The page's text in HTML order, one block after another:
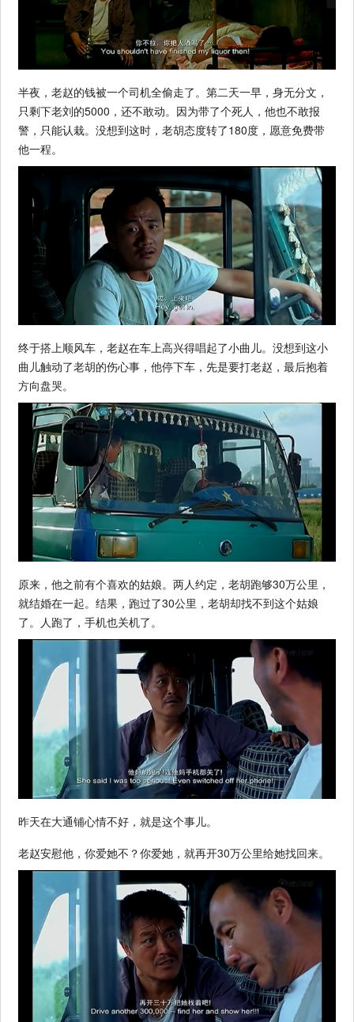
半夜，老赵的钱被一个司机全偷走了。第二天一早，身无分文，
只剩下老刘的5000，还不敢动。因为带了个死人，他也不敢报
警，只能认栽。没想到这时，老胡态度转了180度，愿意免费带
他一程。
终于搭上顺风车，老赵在车上高兴得唱起了小曲儿。没想到这小
曲儿触动了老胡的伤心事，他停下车，先是要打老赵，最后抱着
方向盘哭。
原来，他之前有个喜欢的姑娘。两人约定，老胡跑够30万公里，
就结婚在一起。结果，跑过了30公里，老胡却找不到这个姑娘
了。人跑了，手机也关机了。
昨天在大通铺心情不好，就是这个事儿。
老赵安慰他，你爱她不？你爱她，就再开30万公里给她找回来。